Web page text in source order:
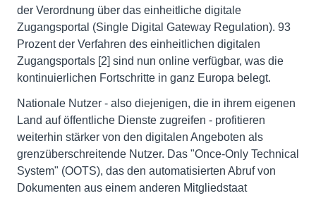
der Verordnung über das einheitliche digitale
Zugangsportal (Single Digital Gateway Regulation). 93
Prozent der Verfahren des einheitlichen digitalen
Zugangsportals [2] sind nun online verfügbar, was die
kontinuierlichen Fortschritte in ganz Europa belegt.
Nationale Nutzer - also diejenigen, die in ihrem eigenen
Land auf öffentliche Dienste zugreifen - profitieren
weiterhin stärker von den digitalen Angeboten als
grenzüberschreitende Nutzer. Das "Once-Only Technical
System" (OOTS), das den automatisierten Abruf von
Dokumenten aus einem anderen Mitgliedstaat